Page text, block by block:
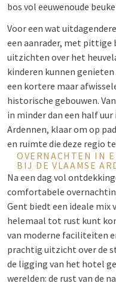
bos vol eeuwenoude
Voor een wat
een aanrader, met
uitzichten over het
kinderen kunnen genieten
een kortere maar
historische gebouwen.
in minder dan een half
Ardennen, klaar om op
en ruimte die deze regio
OVERNACHTEN IN
BIJ DE VLAAMSE
Na een dag vol
comfortabele
Gent biedt een ideale mix
helemaal tot rust kunt
van moderne faciliteiten
prachtig uitzicht over de
de ligging van het hotel
werelden: de rust van de